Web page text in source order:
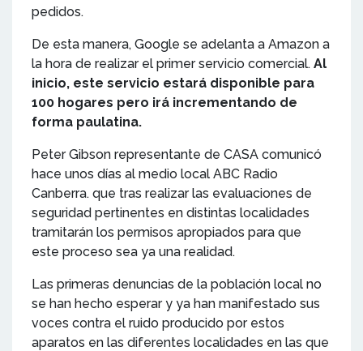
pedidos.
De esta manera, Google se adelanta a Amazon a
la hora de realizar el primer servicio comercial. Al
inicio, este servicio estará disponible para
100 hogares pero irá incrementando de
forma paulatina.
Peter Gibson representante de CASA comunicó
hace unos días al medio local ABC Radio
Canberra. que tras realizar las evaluaciones de
seguridad pertinentes en distintas localidades
tramitarán los permisos apropiados para que
este proceso sea ya una realidad.
Las primeras denuncias de la población local no
se han hecho esperar y ya han manifestado sus
voces contra el ruido producido por estos
aparatos en las diferentes localidades en las que